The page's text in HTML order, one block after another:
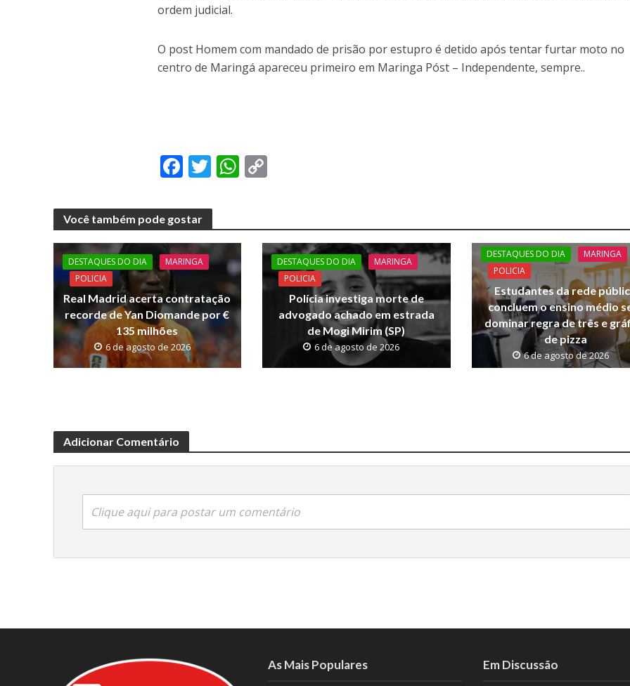
ordem judicial.
O post Homem com mandado de prisão por estupro é detido após tentar furtar moto no
centro de Maringá apareceu primeiro em Maringa Póst – Independente, sempre..
F
e
b
o
o
k
T
itt
er
W
s
A
p
p
y
Li
n
Você também pode gostar
DESTAQUES DO DIA
MARINGA
POLICIA
Real Madrid acerta contratação
recorde de Yan Diomande por €
135 milhões
6 de agosto de 2026
DESTAQUES DO DIA
MARINGA
POLICIA
Polícia investiga morte de
advogado achado em estrada
de Mogi Mirim (SP)
6 de agosto de 2026
DESTAQUES DO DIA
MARINGA
POLICIA
Estudantes da rede
concluem o ensino médio
dominar regra de três e
de pizza
6 de agosto de 2026
Adicionar Comentário
Clique aqui para postar um comentário
As Mais Populares Em Discussão